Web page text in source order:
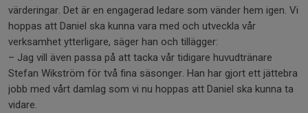
värderingar. Det är en engagerad ledare som vänder hem igen. Vi
hoppas att Daniel ska kunna vara med och utveckla vår
verksamhet ytterligare, säger han och tillägger:
– Jag vill även passa på att tacka vår tidigare huvudtränare
Stefan Wikström för två fina säsonger. Han har gjort ett jättebra
jobb med vårt damlag som vi nu hoppas att Daniel ska kunna ta
vidare.